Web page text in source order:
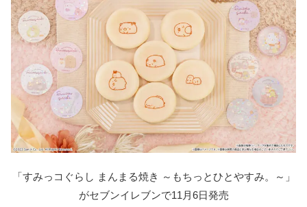
「すみっコぐらし まんまる焼き ～もちっとひとやすみ。～」
がセブンイレブンで11月6日発売